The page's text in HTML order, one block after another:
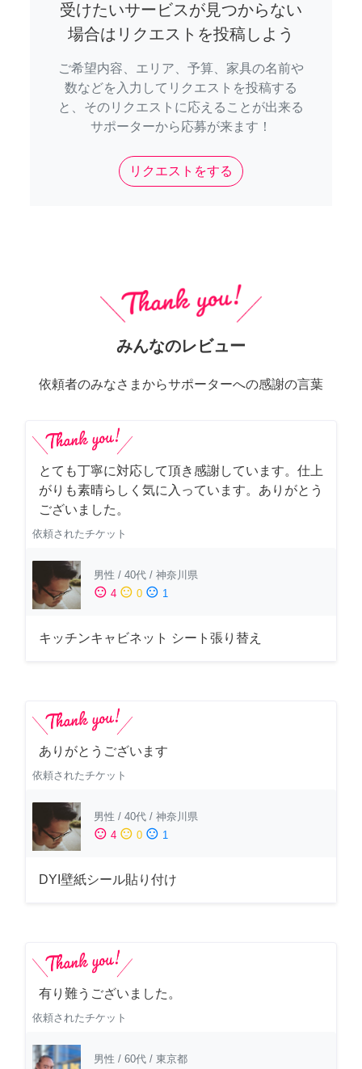
受けたいサービスが見つからない
場合はリクエストを投稿しよう
ご希望内容、エリア、予算、家具の名前や
数などを入力してリクエストを投稿する
と、そのリクエストに応えることが出来る
サポーターから応募が来ます！
リクエストをする
みんなのレビュー
依頼者のみなさまからサポーターへの感謝の言葉
とても丁寧に対応して頂き感謝しています。仕上
がりも素晴らしく気に入っています。ありがとう
ございました。
依頼されたチケット
男性 / 40代 / 神奈川県
sentiment_satisfied 4 sentiment_neutral 0 sentiment_dissatisfied 1
キッチンキャビネット シート張り替え
ありがとうございます
依頼されたチケット
男性 / 40代 / 神奈川県
sentiment_satisfied 4 sentiment_neutral 0 sentiment_dissatisfied 1
DYI壁紙シール貼り付け
有り難うございました。
依頼されたチケット
男性 / 60代 / 東京都